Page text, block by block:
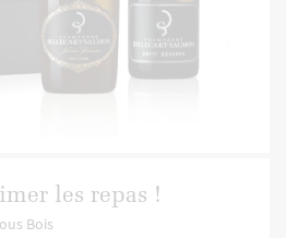
les repas !
Bois